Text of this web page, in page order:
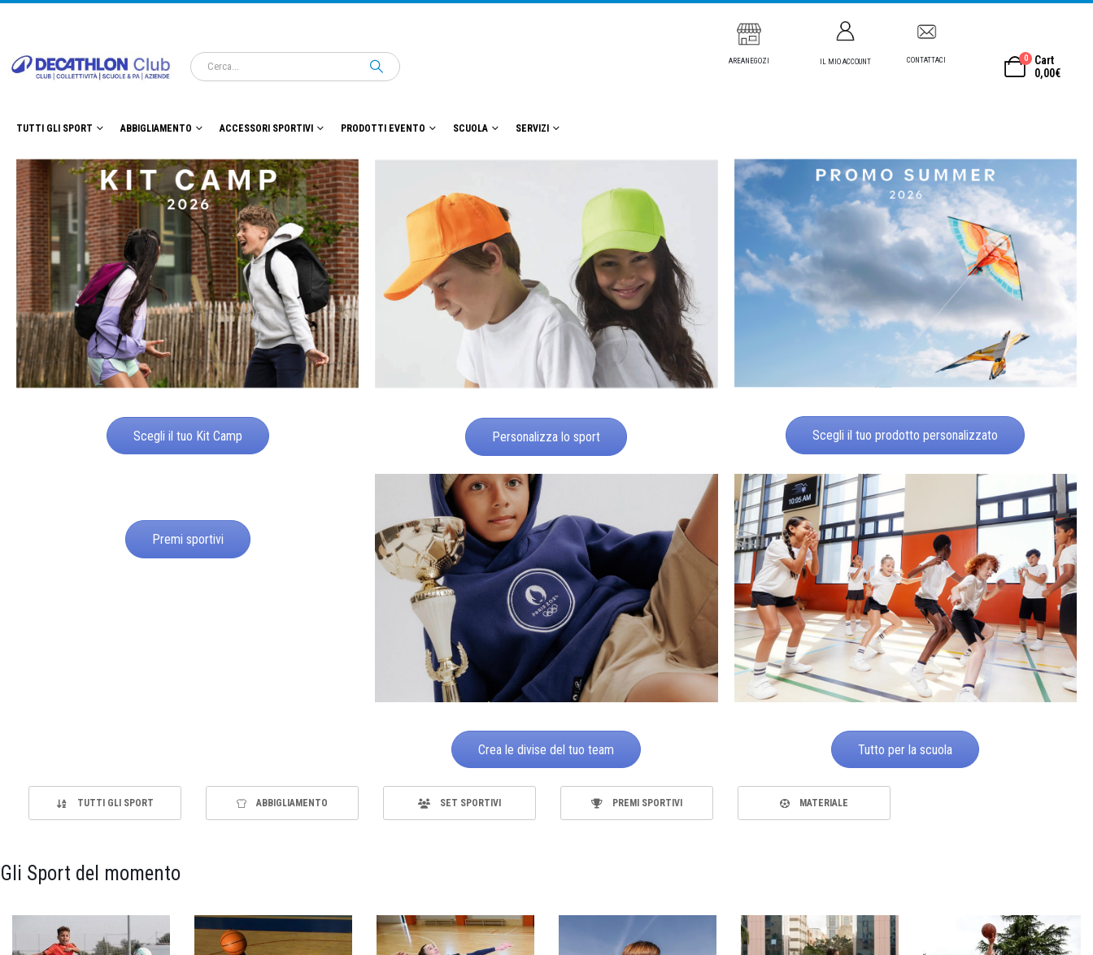
AREANEGOZI IL MIO ACCOUNT CONTATTACI 0
Cart
0,00€
TUTTI GLI SPORT ABBIGLIAMENTO ACCESSORI SPORTIVI PRODOTTI EVENTO SCUOLA SERVIZI
Scegli il tuo Kit Camp Personalizza lo sport Scegli il tuo prodotto personalizzato
Premi sportivi
Crea le divise del tuo team Tutto per la scuola
TUTTI GLI SPORT ABBIGLIAMENTO SET SPORTIVI PREMI SPORTIVI MATERIALE
Gli Sport del momento